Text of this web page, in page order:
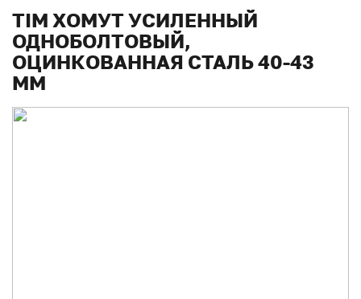
TIM ХОМУТ УСИЛЕННЫЙ
ОДНОБОЛТОВЫЙ,
ОЦИНКОВАННАЯ СТАЛЬ 40-43
ММ